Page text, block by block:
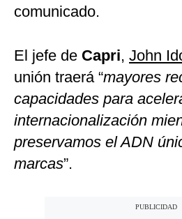
comunicado.
El jefe de Capri, John
unión traerá “mayores
capacidades para
internacionalización
preservamos el ADN
marcas”.